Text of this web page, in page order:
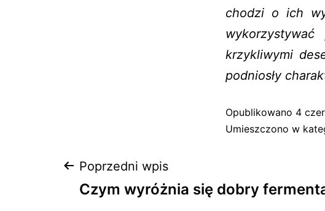
chodzi o ich
krzykliwymi
podniosły
Opublikowano 4
Umieszczono w
Poprzedni wpis
Czym wyróżnia się dobry